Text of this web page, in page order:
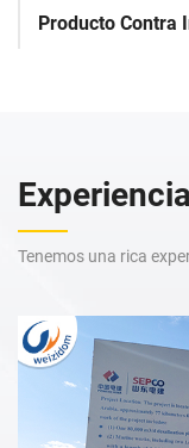
Producto Contra
Experiencia
Tenemos una rica